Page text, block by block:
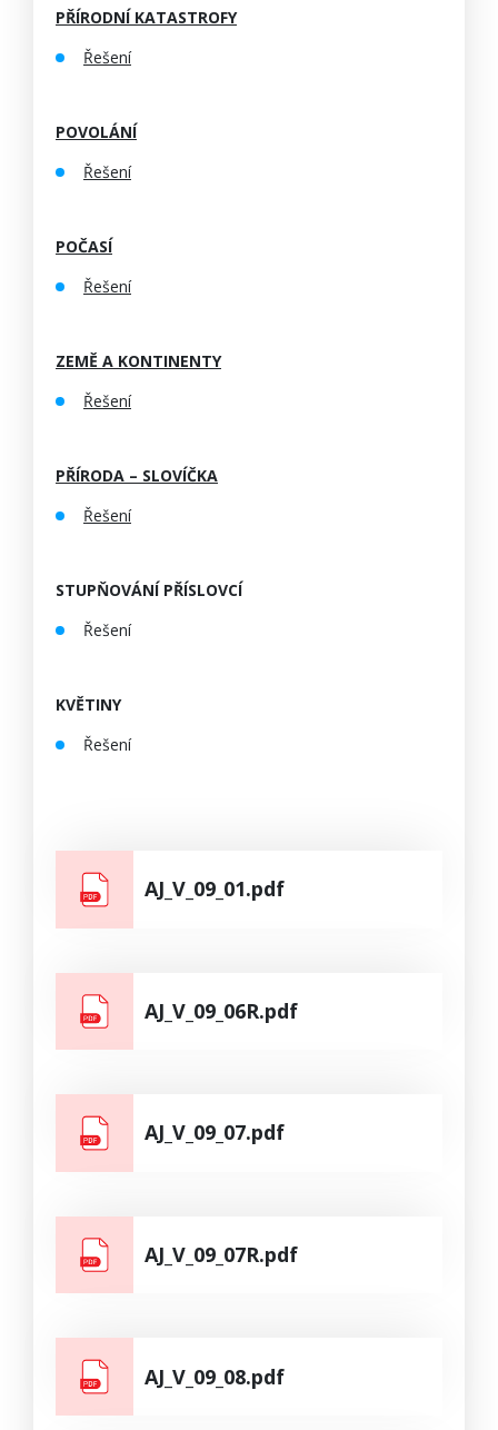
PŘÍRODNÍ KATASTROFY
Řešení
POVOLÁNÍ
Řešení
POČASÍ
Řešení
ZEMĚ A KONTINENTY
Řešení
PŘÍRODA – SLOVÍČKA
Řešení
STUPŇOVÁNÍ PŘÍSLOVCÍ
Řešení
KVĚTINY
Řešení
AJ_V_09_01.pdf
AJ_V_09_06R.pdf
AJ_V_09_07.pdf
AJ_V_09_07R.pdf
AJ_V_09_08.pdf